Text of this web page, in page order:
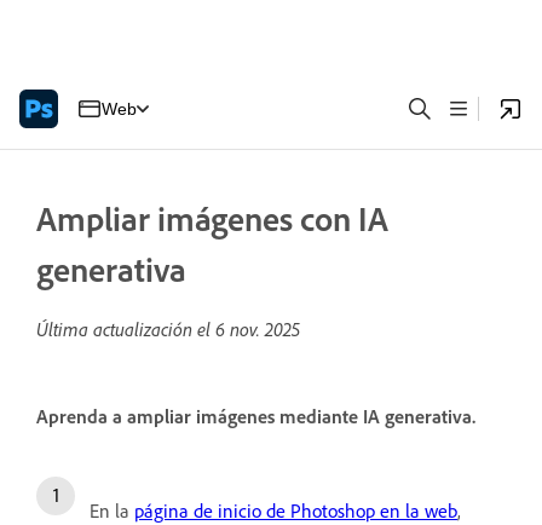
Web
Ampliar imágenes con IA
generativa
Última actualización el 6 nov. 2025
Aprenda a ampliar imágenes mediante IA generativa.
En la página de inicio de Photoshop en la web,